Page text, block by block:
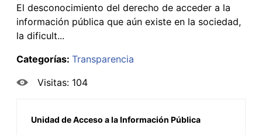
El desconocimiento del derecho de acceder a la
información pública que aún existe en la sociedad,
la dificult...
Categorías: Transparencia
Visitas: 104
Unidad de Acceso a la Información Pública